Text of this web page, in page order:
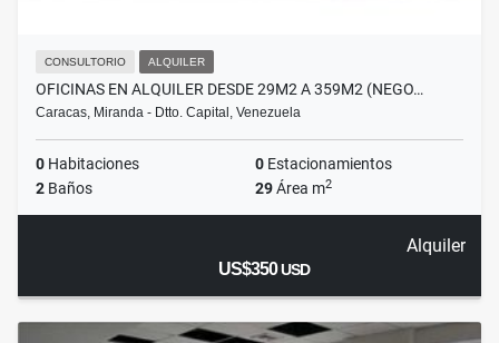
CONSULTORIO ALQUILER
OFICINAS EN ALQUILER DESDE 29M2 A 359M2 (NEGO…
Caracas, Miranda - Dtto. Capital, Venezuela
0 Habitaciones 0 Estacionamientos
2 Baños 29Área m2
Alquiler
US$350USD